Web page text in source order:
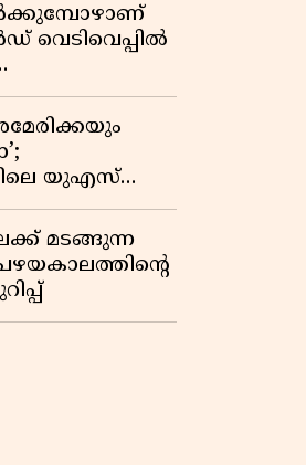
വെടിവെപ്പിൽ
കൊല്ലപ്പെട്ടു,
യുഎസ്
ഇന്ത്യ
മടങ്ങുന്ന